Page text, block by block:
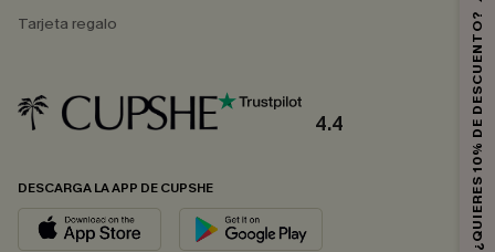
Tarjeta regalo
4.4
DESCARGA LA APP DE CUPSHE ¿QUIERES 10% DE DESCUENTO?